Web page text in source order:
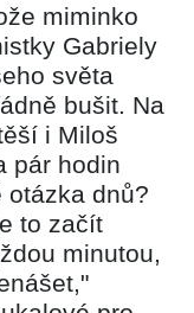
miminko
Gabriely
světa
bušit. Na
i Miloš
pár hodin
otázka dnů?
to začít
minutou,